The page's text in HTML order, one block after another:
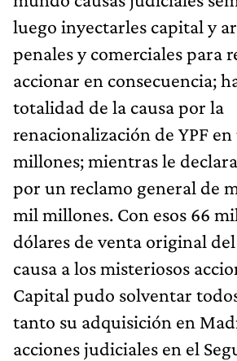
luego inyectarles capital y
penales y comerciales para
accionar en consecuencia;
totalidad de la causa por la
renacionalización de YPF
millones; mientras le
por un reclamo general de
mil millones. Con esos 66
dólares de venta original del
causa a los misteriosos
Capital pudo solventar
tanto su adquisición en
acciones judiciales en el